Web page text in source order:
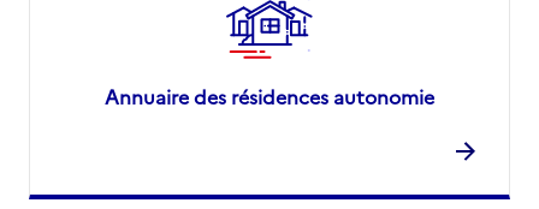
Annuaire des résidences autonomie